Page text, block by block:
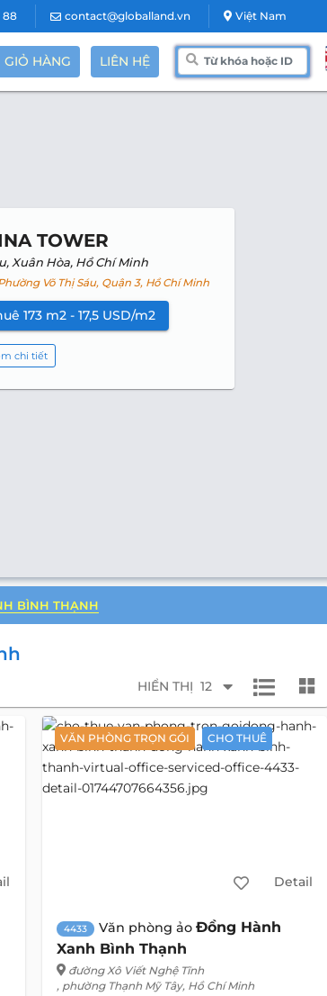
88 contact@globalland.vn Việt Nam
GIỎ HÀNG LIÊN HỆ
TOWER
Xuân Hòa, Hồ Chí Minh
Võ Thị Sáu, Quận 3, Hồ Chí Minh
173 m2 - 17,5 USD/m2
chi tiết
BÌNH THẠNH
HIỂN THỊ 12
VĂN PHÒNG TRỌN GÓI CHO THUÊ
Detail
4433 Văn phòng ảo Đồng Hành
Xanh Bình Thạnh
đường Xô Viết Nghệ Tĩnh
, phường Thạnh Mỹ Tây, Hồ Chí Minh